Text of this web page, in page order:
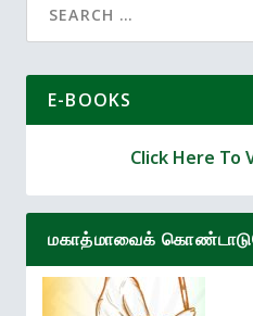
for:
E-BOOKS
Click Here To
மகாத்மாவைக்